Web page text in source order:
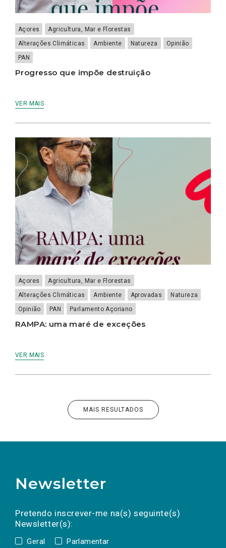
Açores
Agricultura, Mar e Florestas
Alterações Climáticas
Ambiente Natureza
Opinião
PAN
Progresso que impõe destruição
VER MAIS
Açores
Agricultura, Mar e Florestas
Alterações Climáticas
Ambiente Aprovadas
Natureza
Opinião
PAN Parlamento Açoriano
RAMPA: uma maré de exceções
VER MAIS
MAIS RESULTADOS
Newsletter
Pretendo inscrever-me na(s) seguinte(s)
Newsletter(s):
Geral Parlamentar
a(s) newsletter(s).
mail